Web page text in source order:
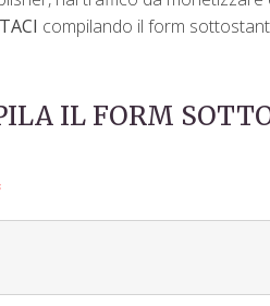
compilando il form
IL FORM